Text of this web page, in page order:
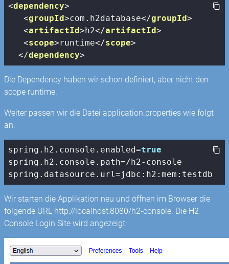
<dependency>
<groupId>com.h2database</groupId>
<artifactId>h2</artifactId>
<scope>runtime</scope>
</dependency>
Die Dependency haben wir schon definiert, aber nicht den
scope runtime.
Weiter passen wir die Datei application.properties wie folgt
an:
spring.h2. console .enabled=true
spring.h2. console .path=/h2- console
spring.datasource.url=jdbc:h2:mem:testdb
Wir starten die Applikation neu und öffnen im Browser die
folgende URL http://localhost:8080/h2-console. Die H2
Console Login Site wird angezeigt: